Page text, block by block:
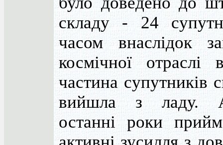
складу - 24
часом внаслідок
космічної отраслі
частина супутників
вийшла з ладу.
останні роки